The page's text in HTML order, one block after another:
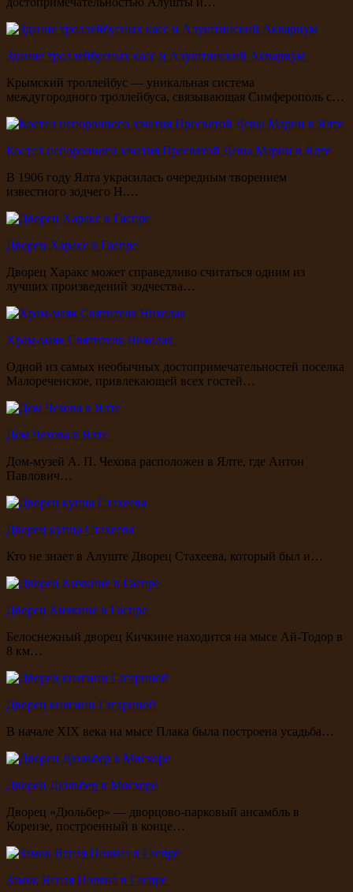
Здание троллейбусных касс и Алуштинский Аквариум
Крымский троллейбус — уникальная система
междугородного троллейбуса, связывающая Симферополь с…
Костел непорочного зачатия Пресвятой Девы Марии в Ялте
В 1906 году Ялта украсилась очередным творением
известного зодчего Н.…
Дворец Харакс в Гаспре
Дворец Харакс может справедливо считаться одним из
лучших произведений зодчества…
Храм-маяк Святителя Николая
Одной из самых необычных достопримечательностей поселка
Малореченское, привлекающей всех гостей…
Дом Чехова в Ялте
Дом-музей А. П. Чехова расположен в Ялте, где Антон
Павлович…
Дворец купца Стахеева
Кто не знает в Алуште Дворец Стахеева, который был и…
Дворец Кичкине в Гаспре
Белоснежный дворец Кичкине находится на мысе Ай-Тодор в
8 км…
Дворец княгини Гагариной
В начале XIX века на мысе Плака была построена усадьба…
Дворец Дюльбер в Мисхоре
Дворец «Дюльбер» — дворцово-парковый ансамбль в
Кореизе, построенный в конце…
Замок Ясная Поляна в Гаспре